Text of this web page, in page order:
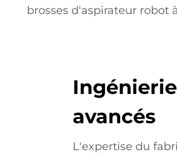
brosses d'aspirateur robot
avancés
L'expertise du